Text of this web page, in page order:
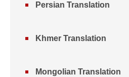
Persian Translation
Khmer Translation
Mongolian Translation